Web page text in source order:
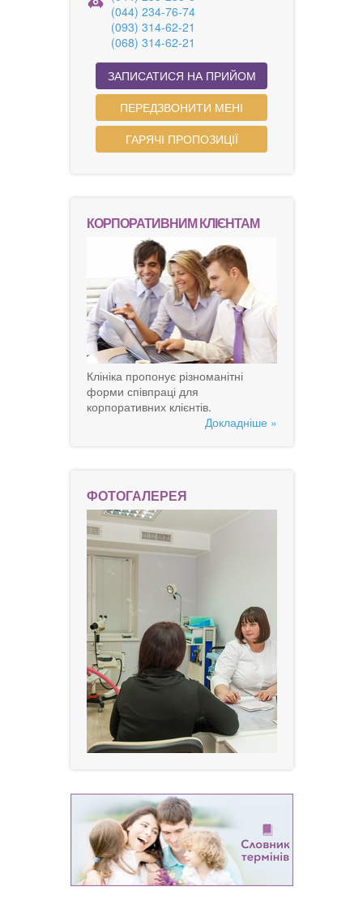
(044) 234-76-74
(093) 314-62-21
(068) 314-62-21
ЗАПИСАТИСЯ НА ПРИЙОМ
ПЕРЕДЗВОНИТИ МЕНІ
ГАРЯЧІ ПРОПОЗИЦІЇ
КОРПОРАТИВНИМ КЛІЄНТАМ
Клініка пропонує різноманітні
форми співпраці для
корпоративних клієнтів.
Докладніше »
ФОТОГАЛЕРЕЯ